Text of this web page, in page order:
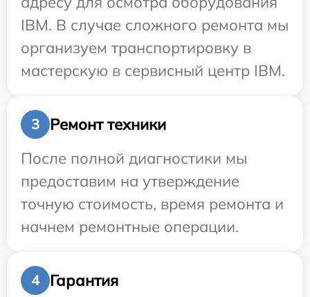
IBM. В случае сложного ремонта мы
организуем транспортировку в
мастерскую в сервисный центр IBM.
3
Ремонт техники
После полной диагностики мы
предоставим на утверждение
точную стоимость, время ремонта и
начнем ремонтные операции.
4
Гарантия